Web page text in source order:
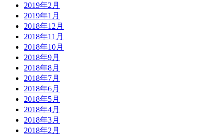
2019年2月
2019年1月
2018年12月
2018年11月
2018年10月
2018年9月
2018年8月
2018年7月
2018年6月
2018年5月
2018年4月
2018年3月
2018年2月